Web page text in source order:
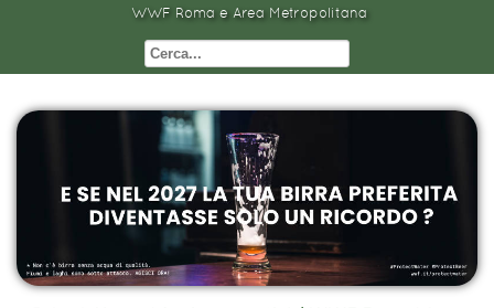
WWF Roma e Area Metropolitana